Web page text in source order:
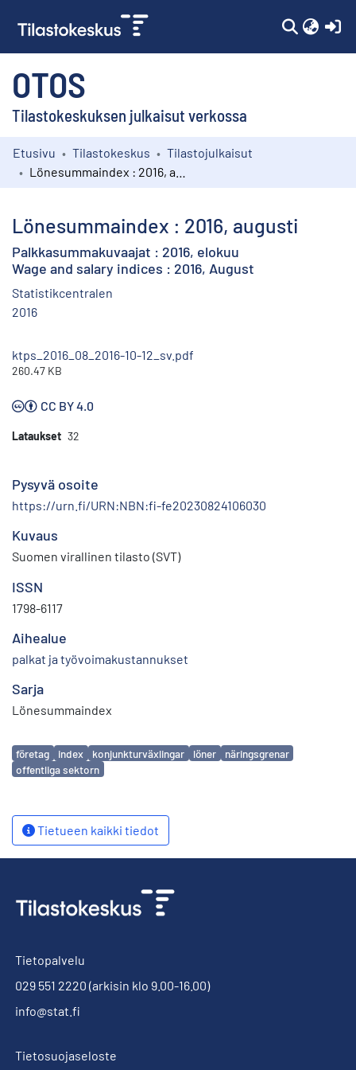
OTOS
Tilastokeskuksen julkaisut verkossa
Kokoelmat
Etusivu Tilastokeskus
Tilastojulkaisut
Lönesummaindex : 2016, augusti
Palkkasummakuvaajat : 2016, elokuu
Wage and salary indices : 2016, August
Statistikcentralen
2016
ktps_2016_08_2016-10-12_sv.pdf
260.47 KB
CC BY 4.0
Lataukset 32
Pysyvä osoite
https://urn.fi/URN:NBN:fi-fe20230824106030
Kuvaus
Suomen virallinen tilasto (SVT)
ISSN
1798-6117
Aihealue
palkat ja työvoimakustannukset
Sarja
Lönesummaindex
Avainsanat
företag index konjunkturväxlingar löner
näringsgrenar
offentliga sektorn
Tietueen kaikki tiedot
Tietopalvelu
029 551 2220 (arkisin klo 9.00-16.00)
info@stat.fi
Tietosuojaseloste